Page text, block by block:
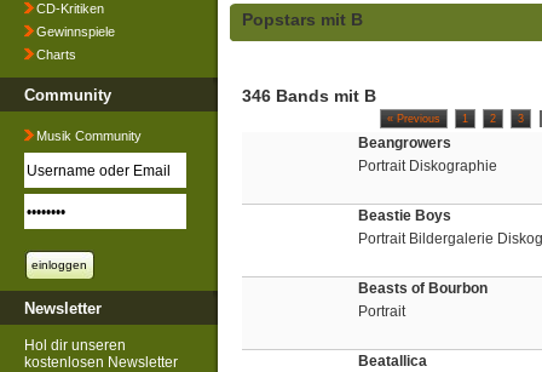
CD-Kritiken
Gewinnspiele
Charts
Community
Musik Community
Newsletter
Hol dir unseren
kostenlosen Newsletter
Popstars mit B
346 Bands mit B
« Previous 1 2 3
Beangrowers
Portrait Diskographie
Beastie Boys
Portrait Bildergalerie
Beasts of Bourbon
Portrait
Beatallica